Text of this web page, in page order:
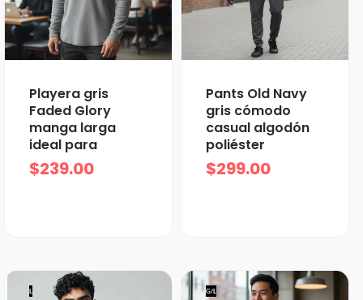
Playera gris
Faded Glory
manga larga
ideal para
$239.00
Pants Old Navy
gris cómodo
casual algodón
poliéster
$299.00
L G/L